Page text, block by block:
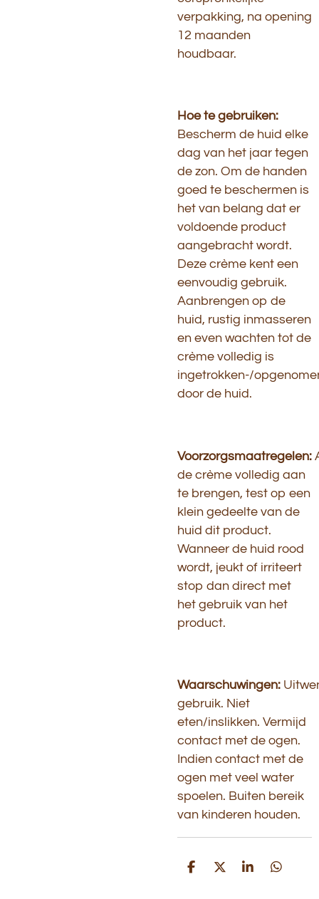
verpakking, na opening
12 maanden
houdbaar.
Hoe te gebruiken:
Bescherm de huid elke
dag van het jaar tegen
de zon. Om de handen
goed te beschermen is
het van belang dat er
voldoende product
aangebracht wordt.
Deze crème kent een
eenvoudig gebruik.
Aanbrengen op de
huid, rustig inmasseren
en even wachten tot de
crème volledig is
ingetrokken-/
door de huid.
Voorzorgsmaatregelen:
de crème volledig aan
te brengen, test op een
klein gedeelte van de
huid dit product.
Wanneer de huid rood
wordt, jeukt of irriteert
stop dan direct met
het gebruik van het
product.
Waarschuwingen:
gebruik. Niet
eten/inslikken. Vermijd
contact met de ogen.
Indien contact met de
ogen met veel water
spoelen. Buiten bereik
van kinderen houden.
D
D
S
D